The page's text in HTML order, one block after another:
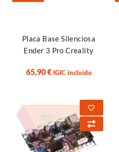
Placa Base Silenciosa
Ender 3 Pro Creality
65,90€ IGIC incluido